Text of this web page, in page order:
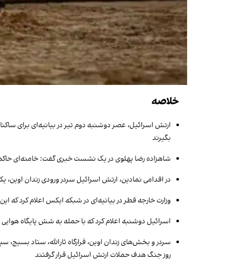
خلاصه
ارتش اسرائیل، عصر دوشنبه دوم تیر در بیانیه‌ای برای
بگیرند
شاهزاده رضا پهلوی در یک نشست خبری گفت: خامنه‌ای
در اقدامی نمادین، ارتش اسرائیل سردر ورودی زندان
وزارت خارجه قطر در بیانیه‌ای در شبکه ایکس اعلام کرد
اسرائیل دوشنبه اعلام کرد که با حمله به شش پایگاه هوایی در ایران ۱۵ هواپیما و بالگرد جنگی
سردر و بخش‌های زندان اوین، قرارگاه ثارالله، ستاد بسیج،
روز جنگ هدف حملات ارتش اسرائیل قرار گرفتند